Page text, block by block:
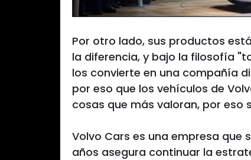
Por otro lado, sus productos
la diferencia, y bajo la filosofía
los convierte en una compañía
por eso que los vehículos de
cosas que más valoran, por eso
Volvo Cars es una empresa que
años asegura continuar la